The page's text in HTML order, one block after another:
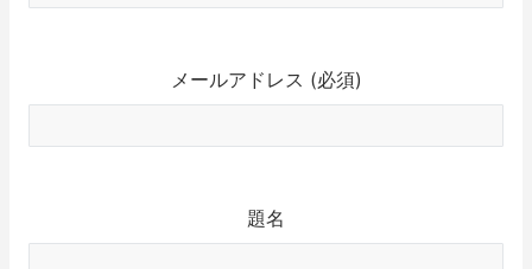
メールアドレス (必須)
題名